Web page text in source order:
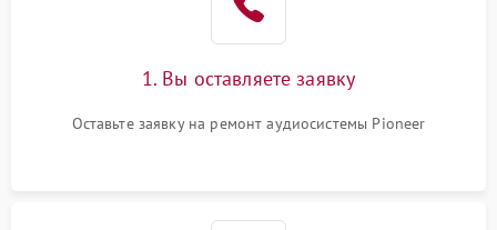
1. Вы оставляете заявку
Оставьте заявку на ремонт аудиосистемы Pioneer